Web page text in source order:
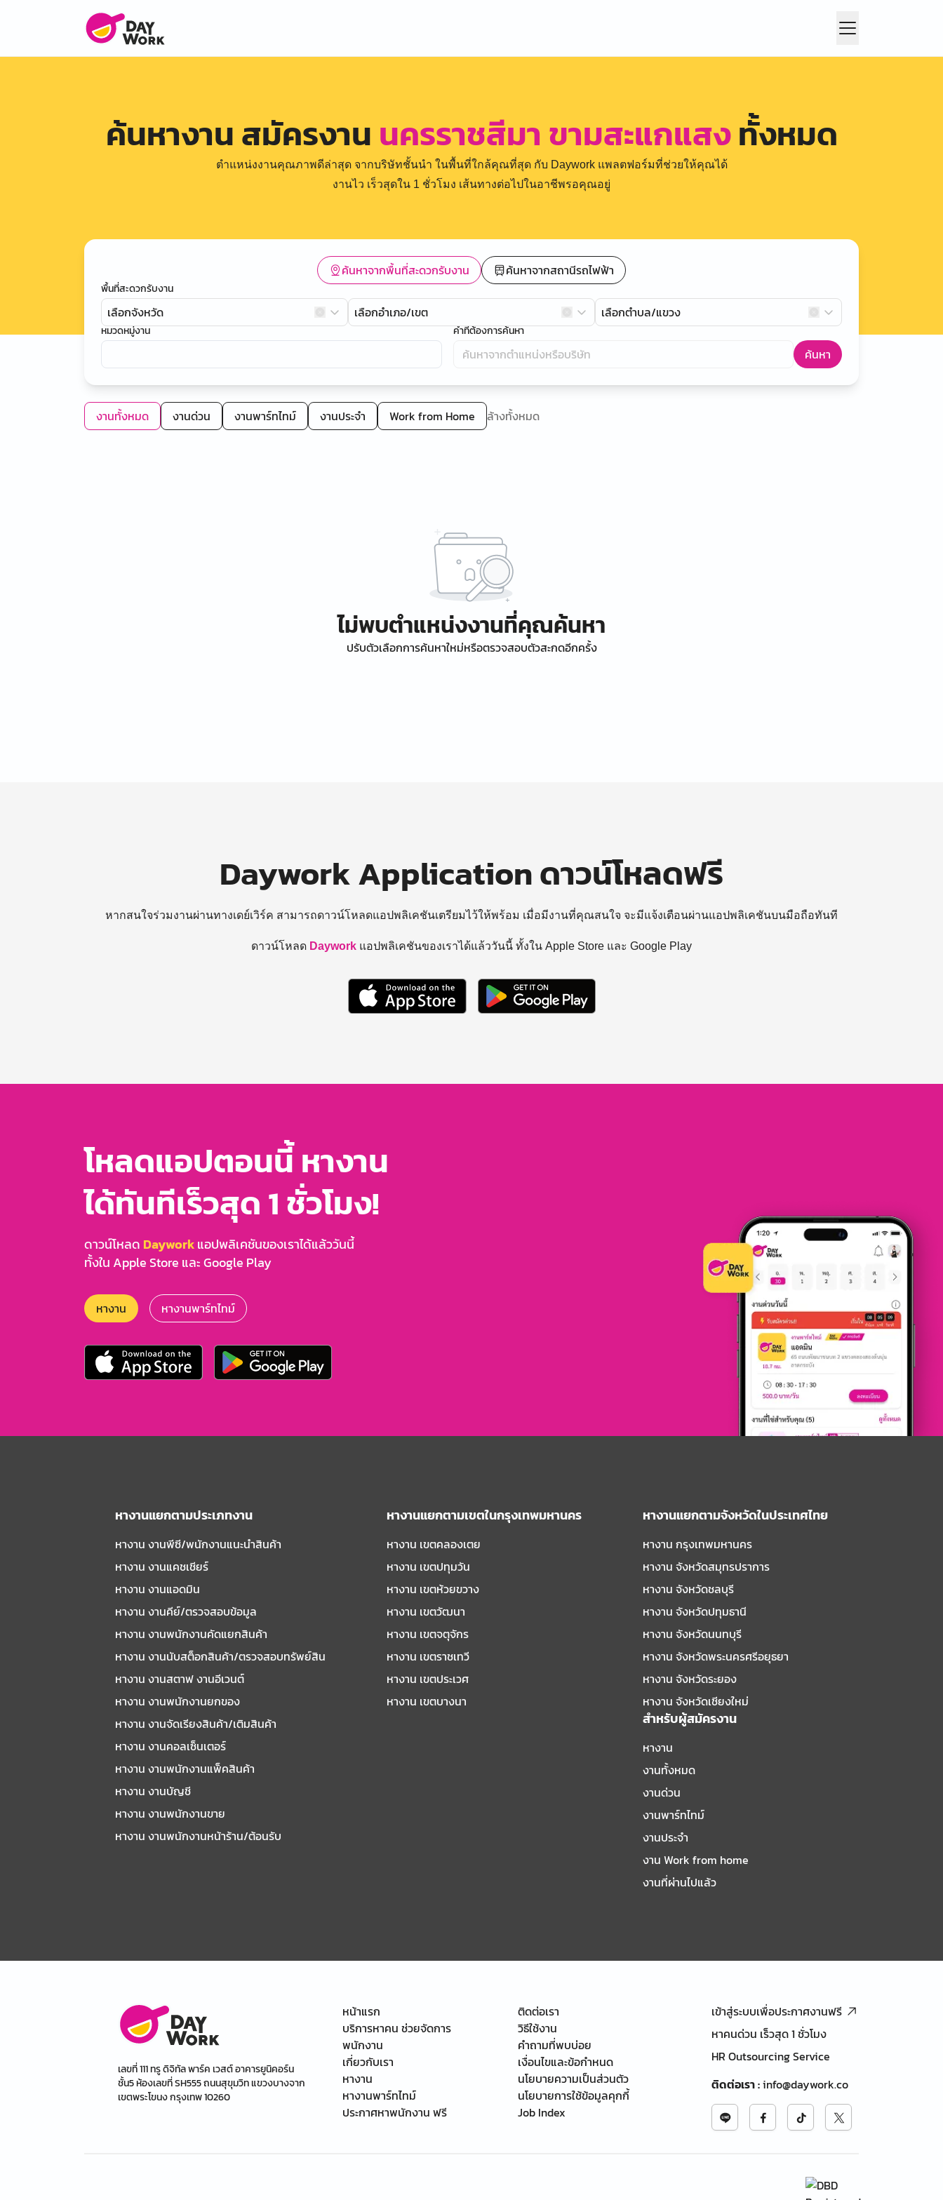
ค้นหางาน สมัครงาน นครราชสีมา ขามสะแกแสงทั้งหมด
ตำแหน่งงานคุณภาพดีล่าสุด จากบริษัทชั้นนำ ในพื้นที่ใกล้คุณที่สุด กับ Daywork แพลตฟอร์มที่ช่วยให้คุณได้
งานไว เร็วสุดใน 1 ชั่วโมง เส้นทางต่อไปในอาชีพรอคุณอยู่
ค้นหาจากพื้นที่สะดวกรับงาน ค้นหาจากสถานีรถไฟฟ้า
พื้นที่สะดวกรับงาน
เลือกจังหวัด เลือกอำเภอ/เขต เลือกตำบล/แขวง
หมวดหมู่งาน คำที่ต้องการค้นหา
ค้นหา
งานทั้งหมด งานด่วน งานพาร์ทไทม์ งานประจำ Work from Home ล้างทั้งหมด
ไม่พบตำแหน่งงานที่คุณค้นหา
ปรับตัวเลือกการค้นหาใหม่หรือตรวจสอบตัวสะกดอีกครั้ง
Daywork Application ดาวน์โหลดฟรี
หากสนใจร่วมงานผ่านทางเดย์เวิร์ค สามารถดาวน์โหลดแอปพลิเคชันเตรียมไว้ให้พร้อม เมื่อมีงานที่คุณสนใจ จะมีแจ้งเตือนผ่านแอปพลิเคชันบนมือถือทันที
ดาวน์โหลด Daywork แอปพลิเคชันของเราได้แล้ววันนี้ ทั้งใน Apple Store และ Google Play
โหลดแอปตอนนี้ หางาน
ได้ทันทีเร็วสุด 1 ชั่วโมง!
ดาวน์โหลด Dayworkแอปพลิเคชันของเราได้แล้ววันนี้
ทั้งใน Apple Store และ Google Play
หางาน หางานพาร์ทไทม์
หางานแยกตามประเภทงาน
หางาน งานพีซี/พนักงานแนะนําสินค้า
หางาน งานแคชเชียร์
หางาน งานแอดมิน
หางาน งานคีย์/ตรวจสอบข้อมูล
หางาน งานพนักงานคัดแยกสินค้า
หางาน งานนับสต็อกสินค้า/ตรวจสอบทรัพย์สิน
หางาน งานสตาฟ งานอีเวนต์
หางาน งานพนักงานยกของ
หางาน งานจัดเรียงสินค้า/เติมสินค้า
หางาน งานคอลเซ็นเตอร์
หางาน งานพนักงานแพ็คสินค้า
หางาน งานบัญชี
หางาน งานพนักงานขาย
หางาน งานพนักงานหน้าร้าน/ต้อนรับ
หางานแยกตามเขตในกรุงเทพมหานคร
หางาน เขตคลองเตย
หางาน เขตปทุมวัน
หางาน เขตห้วยขวาง
หางาน เขตวัฒนา
หางาน เขตจตุจักร
หางาน เขตราชเทวี
หางาน เขตประเวศ
หางาน เขตบางนา
หางานแยกตามจังหวัดในประเทศไทย
หางาน กรุงเทพมหานคร
หางาน จังหวัดสมุทรปราการ
หางาน จังหวัดชลบุรี
หางาน จังหวัดปทุมธานี
หางาน จังหวัดนนทบุรี
หางาน จังหวัดพระนครศรีอยุธยา
หางาน จังหวัดระยอง
หางาน จังหวัดเชียงใหม่
สำหรับผู้สมัครงาน
หางาน
งานทั้งหมด
งานด่วน
งานพาร์ทไทม์
งานประจำ
งาน Work from home
งานที่ผ่านไปแล้ว
เลขที่ 111 ทรู ดิจิทัล พาร์ค เวสต์ อาคารยูนิคอร์น
ชั้น5 ห้องเลขที่ SH555 ถนนสุขุมวิท แขวงบางจาก
เขตพระโขนง กรุงเทพ 10260
หน้าแรก
บริการหาคน ช่วยจัดการ
พนักงาน
เกี่ยวกับเรา
หางาน
หางานพาร์ทไทม์
ประกาศหาพนักงาน ฟรี
ติดต่อเรา
วิธีใช้งาน
คำถามที่พบบ่อย
เงื่อนไขและข้อกำหนด
นโยบายความเป็นส่วนตัว
นโยบายการใช้ข้อมูลคุกกี้
Job Index
เข้าสู่ระบบเพื่อประกาศงานฟรี
หาคนด่วน เร็วสุด 1 ชั่วโมง
HR Outsourcing Service
ติดต่อเรา:info@daywork.co